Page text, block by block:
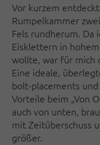
Vor kurzem
Rumpelkammer
Fels rundherum. Da
Eisklettern in
wollte, war für mich
Eine ideale,
bolt-placements
Vorteile beim „Von
auch von unten,
mit Zeitüberschuss
größer.